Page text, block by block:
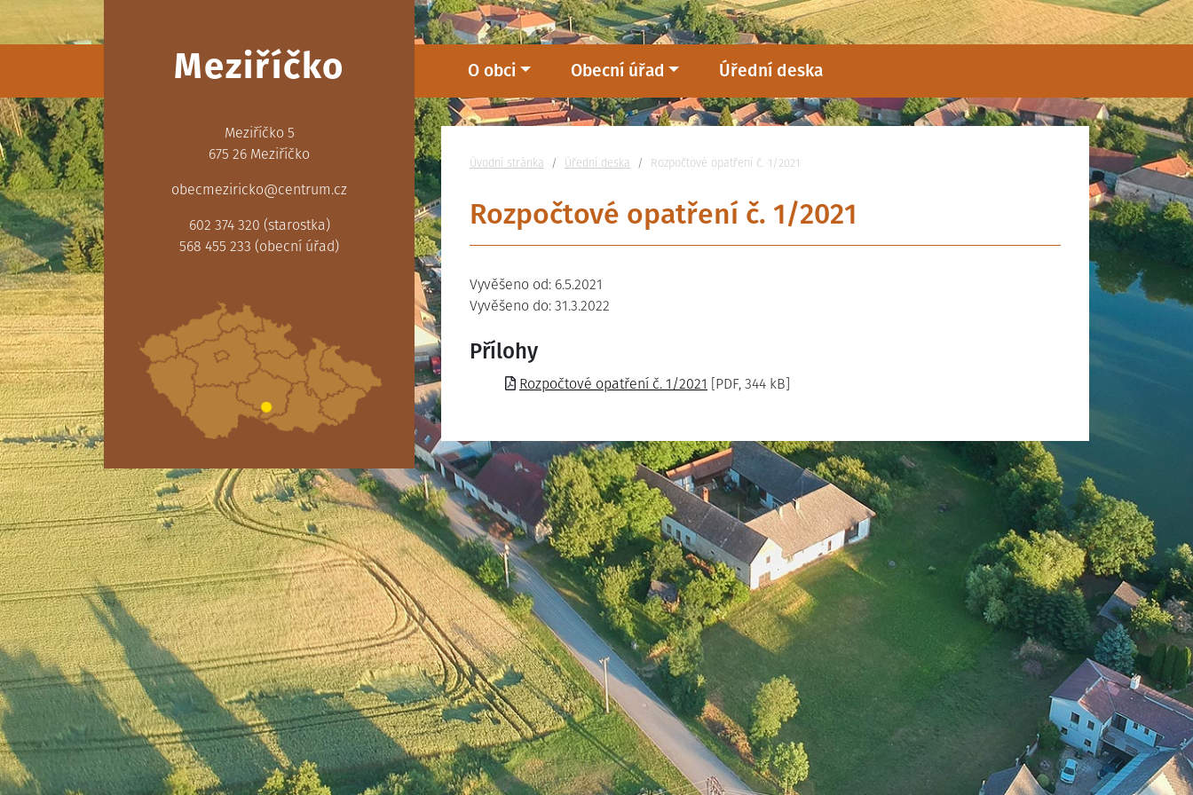
Meziříčko
Meziříčko 5
675 26 Meziříčko
obecmeziricko@centrum.cz
602 374 320 (starostka)
568 455 233 (obecní úřad)
O obci Obecní úřad Úřední deska
Nacházíte se:
Úvodní stránka Úřední deska Rozpočtové opatření č. 1/2021
Rozpočtové opatření č. 1/2021
Vyvěšeno od: 6.5.2021
Vyvěšeno do: 31.3.2022
Přílohy
Rozpočtové opatření č. 1/2021 [PDF, 344 kB]